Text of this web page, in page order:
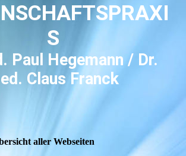
S
Paul Hegemann / Dr.
Claus Franck
aller Webseiten